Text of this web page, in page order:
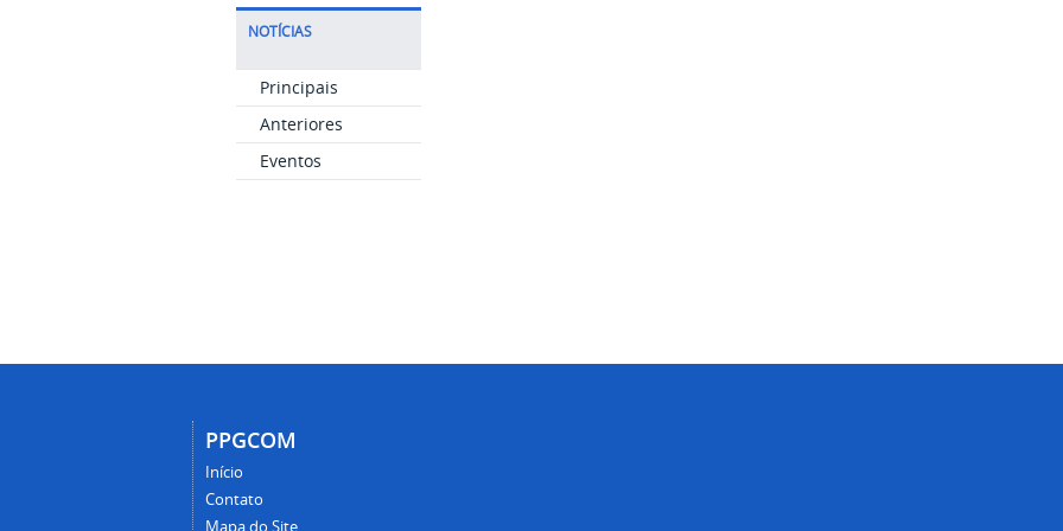
NOTÍCIAS
Principais
Anteriores
Eventos
PPGCOM
Início
Contato
Mapa do Site